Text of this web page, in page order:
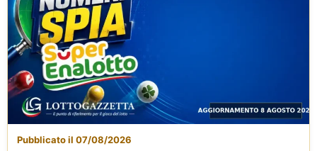
Pubblicato il 07/08/2026